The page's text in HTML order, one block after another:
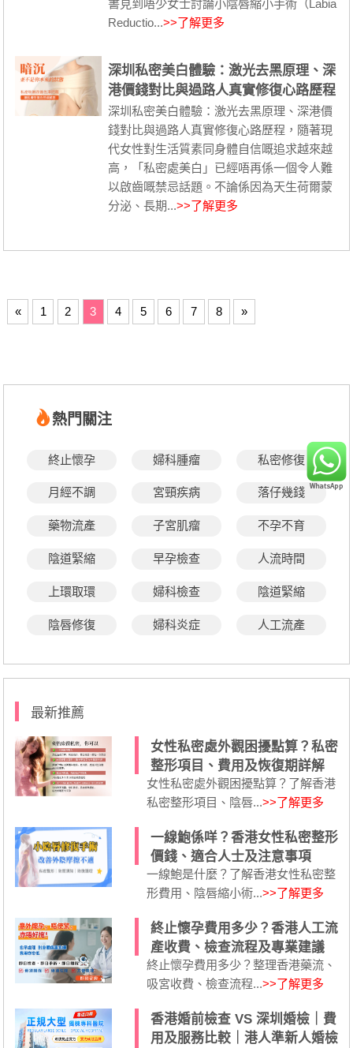
書見到唔少女士討論小陰唇縮小手術（Labia
Reductio...>>了解更多
深圳私密美白體驗：激光去黑原理、深
港價錢對比與過路人真實修復心路歷程
深圳私密美白體驗：激光去黑原理、深港價
錢對比與過路人真實修復心路歷程，隨著現
代女性對生活質素同身體自信嘅追求越來越
高，「私密處美白」已經唔再係一個令人難
以啟齒嘅禁忌話題。不論係因為天生荷爾蒙
分泌、長期...>>了解更多
« 1 2 3 4 5 6 7 8 »
熱門關注
終止懷孕 婦科腫瘤 私密修復
月經不調 宮頸疾病 落仔幾錢
藥物流產 子宮肌瘤 不孕不育
陰道緊縮 早孕檢查 人流時間
上環取環 婦科檢查 陰道緊縮
陰唇修復 婦科炎症 人工流產
最新推薦
女性私密處外觀困擾點算？私密
整形項目、費用及恢復期詳解
女性私密處外觀困擾點算？了解香港
私密整形項目、陰唇...>>了解更多
一線鮑係咩？香港女性私密整形
價錢、適合人士及注意事項
一線鮑是什麼？了解香港女性私密整
形費用、陰唇縮小術...>>了解更多
終止懷孕費用多少？香港人工流
產收費、檢查流程及專業建議
終止懷孕費用多少？整理香港藥流、
吸宮收費、檢查流程...>>了解更多
香港婚前檢查 VS 深圳婚檢｜費
用及服務比較｜港人準新人婚檢